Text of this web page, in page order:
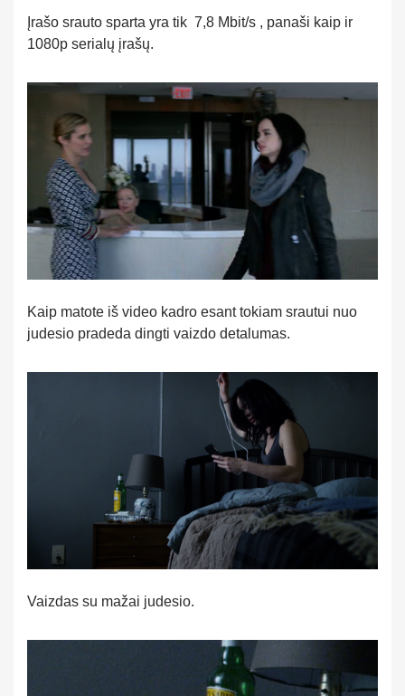
Įrašo srauto sparta yra tik 7,8 Mbit/s , panaši kaip ir
1080p serialų įrašų.
Kaip matote iš video kadro esant tokiam srautui nuo
judesio pradeda dingti vaizdo detalumas.
Vaizdas su mažai judesio.